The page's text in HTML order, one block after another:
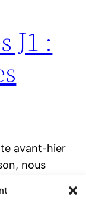
J1 :
avant-hier
nous
une partie